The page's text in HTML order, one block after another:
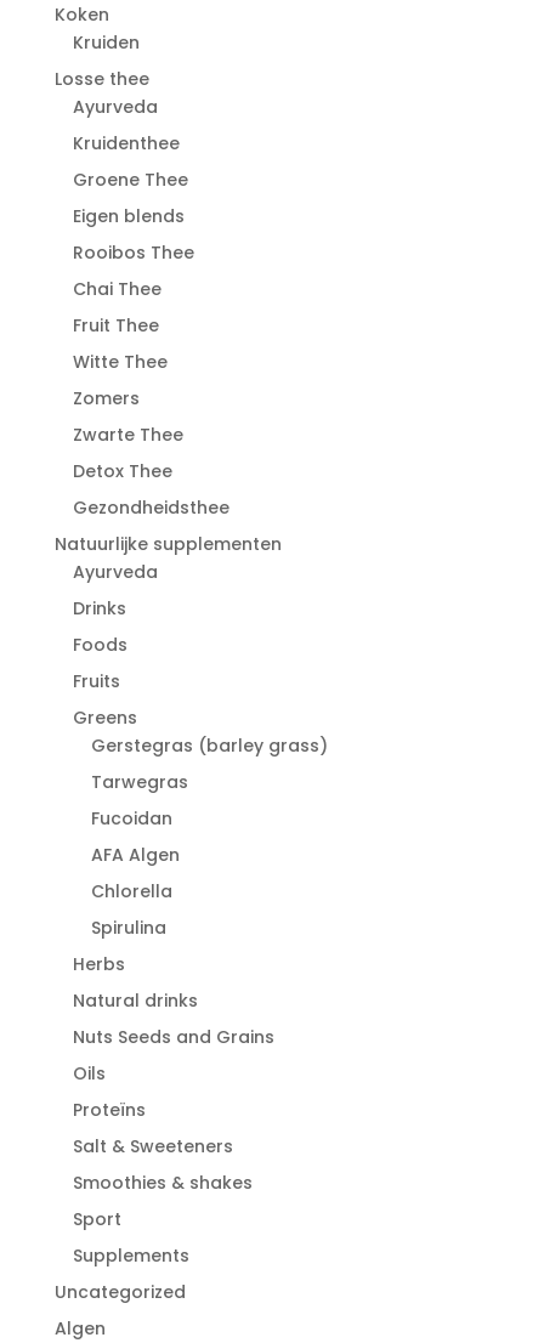
Koken
Kruiden
Losse thee
Ayurveda
Kruidenthee
Groene Thee
Eigen blends
Rooibos Thee
Chai Thee
Fruit Thee
Witte Thee
Zomers
Zwarte Thee
Detox Thee
Gezondheidsthee
Natuurlijke supplementen
Ayurveda
Drinks
Foods
Fruits
Greens
Gerstegras (barley grass)
Tarwegras
Fucoidan
AFA Algen
Chlorella
Spirulina
Herbs
Natural drinks
Nuts Seeds and Grains
Oils
Proteïns
Salt & Sweeteners
Smoothies & shakes
Sport
Supplements
Uncategorized
Algen